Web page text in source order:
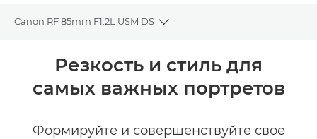
Canon RF 85mm F1.2L USM DS
Toggle breadcrumbs
Общая информация
Технические характеристики
Галерея
Резкость и стиль для
самых важных портретов
Формируйте и совершенствуйте свое